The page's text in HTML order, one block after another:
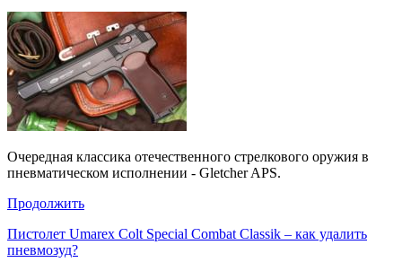
Очередная классика отечественного стрелкового оружия в
пневматическом исполнении - Gletcher APS.
Продолжить
Пистолет Umarex Colt Special Combat Classik – как удалить
пневмозуд?